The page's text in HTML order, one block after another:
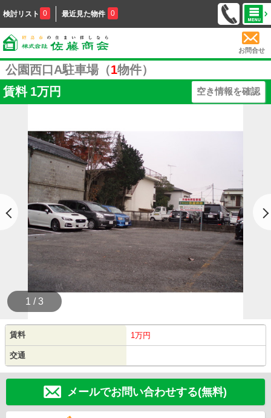
検討リスト 0 最近見た物件 0
お問合せ
公園西口A駐車場（1物件）
賃料 1万円 空き情報を確認
1 / 3
賃料 1万円
交通
メールでお問い合わせする(無料)